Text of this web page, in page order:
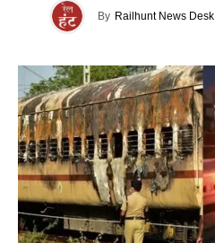
By Railhunt News Desk